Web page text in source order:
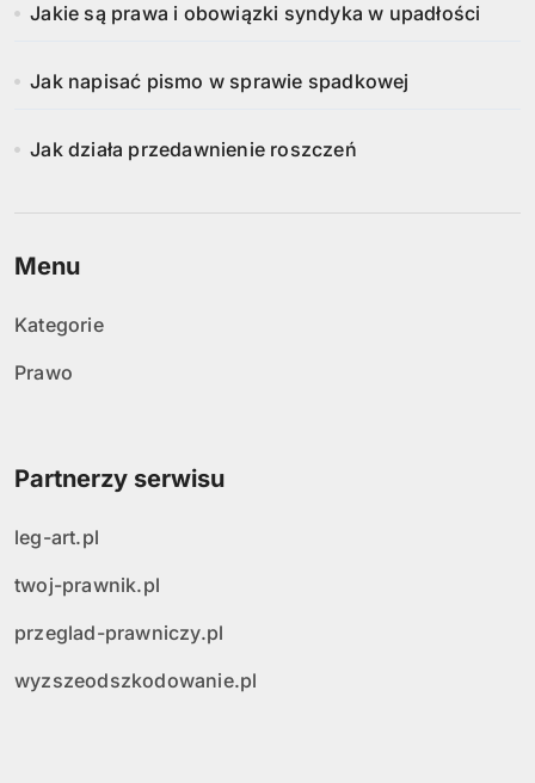
Jakie są prawa i obowiązki syndyka w upadłości
Jak napisać pismo w sprawie spadkowej
Jak działa przedawnienie roszczeń
Menu
Kategorie
Prawo
Partnerzy serwisu
leg-art.pl
twoj-prawnik.pl
przeglad-prawniczy.pl
wyzszeodszkodowanie.pl